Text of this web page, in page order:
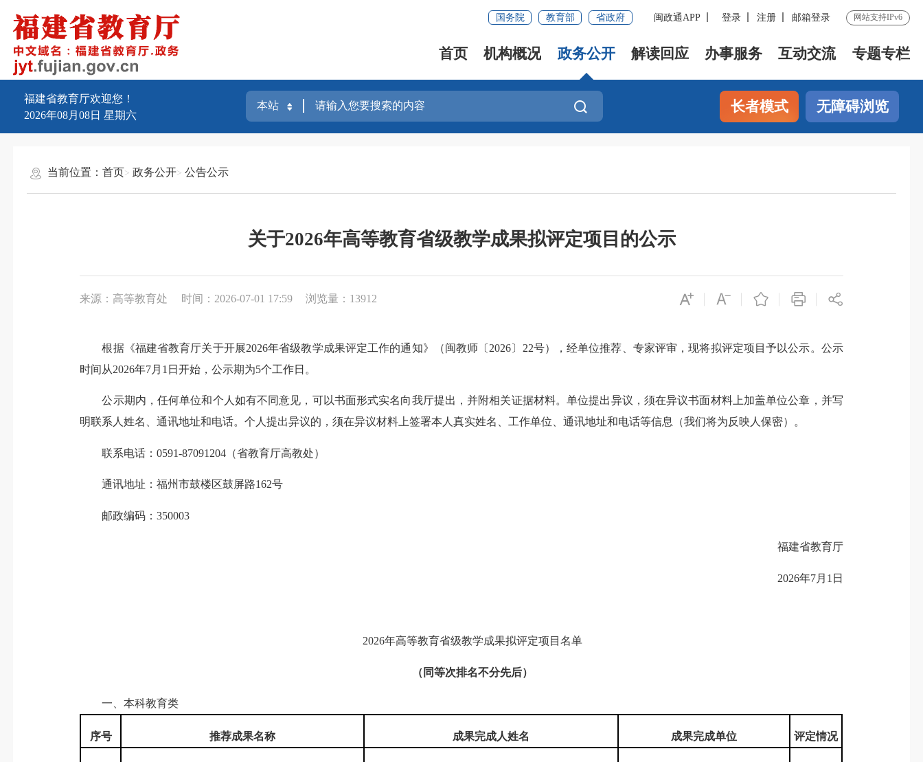
国务院 教育部 省政府 闽政通APP 登录 注册 邮箱登录 网站支持IPv6
首页 机构概况 政务公开 解读回应 办事服务 互动交流 专题专栏
福建省教育厅欢迎您！
2026年08月08日 星期六
长者模式 无障碍浏览
当前位置：首页 政务公开 公告公示
关于2026年高等教育省级教学成果拟评定项目的公示
来源：高等教育处 时间：2026-07-01 17:59 浏览量：13912
根据《福建省教育厅关于开展2026年省级教学成果评定工作的通知》（闽教师〔2026〕22号），经单位推荐、专家评审，现将拟评定项目予以公示。公示
时间从2026年7月1日开始，公示期为5个工作日。
公示期内，任何单位和个人如有不同意见，可以书面形式实名向我厅提出，并附相关证据材料。单位提出异议，须在异议书面材料上加盖单位公章，并写
明联系人姓名、通讯地址和电话。个人提出异议的，须在异议材料上签署本人真实姓名、工作单位、通讯地址和电话等信息（我们将为反映人保密）。
联系电话：0591-87091204（省教育厅高教处）
通讯地址：福州市鼓楼区鼓屏路162号
邮政编码：350003
福建省教育厅
2026年7月1日
2026年高等教育省级教学成果拟评定项目名单
（同等次排名不分先后）
一、本科教育类
序号 推荐成果名称 成果完成人姓名 成果完成单位 评定情况